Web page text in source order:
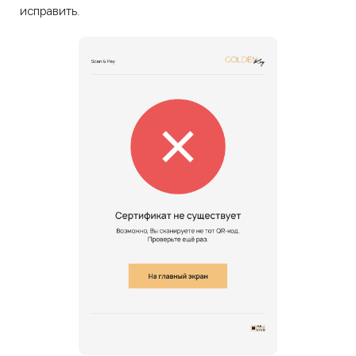
исправить.